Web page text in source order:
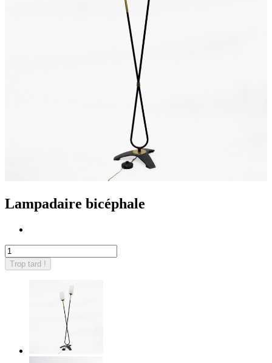
Lampadaire bicéphale
Trop tard !